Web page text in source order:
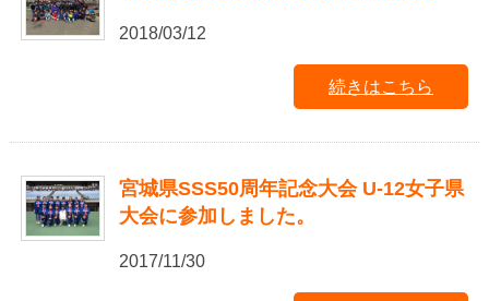
2018/03/12
続きはこちら
宮城県SSS50周年記念大会 U-12女子県
大会に参加しました。
2017/11/30